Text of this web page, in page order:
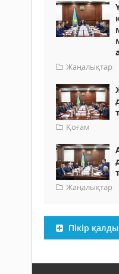
Жаңалықтар
Қоғам
Жаңалықтар
Пікір